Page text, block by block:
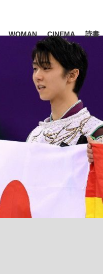
ビジネス イン
日本生まれのK-
WOMAN CINEMA 読書
#城彰二 #内田有紀
#